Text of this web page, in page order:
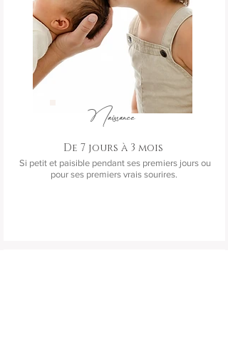
Naissance
De 7 jours à 3 mois
Si petit et paisible pendant ses premiers jours ou
pour ses premiers vrais sourires.